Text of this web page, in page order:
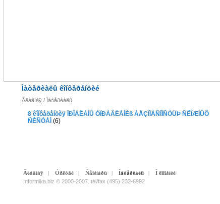
Ìàòåðèàëû êîíôåðåíöèé
Ãëàâíàÿ / Ìàòåðèàëû
8 êîíôåðåíöèÿ ÏÐÎÁËÅÌÛ ÓÏÐÀÂËÅÍÈß ÁÅÇÎÏÀÑÍÎÑÒÜÞ ÑËÎÆÍÛÕ
ÑÈÑÒÅÌ (6)
Ãëàâíàÿ | Óñëóãè | Ñåìèíàðû | Ìàòåðèàëû | Î êîìïàíèè
Informika.biz © 2000-2007. tel/fax (495) 232-6992